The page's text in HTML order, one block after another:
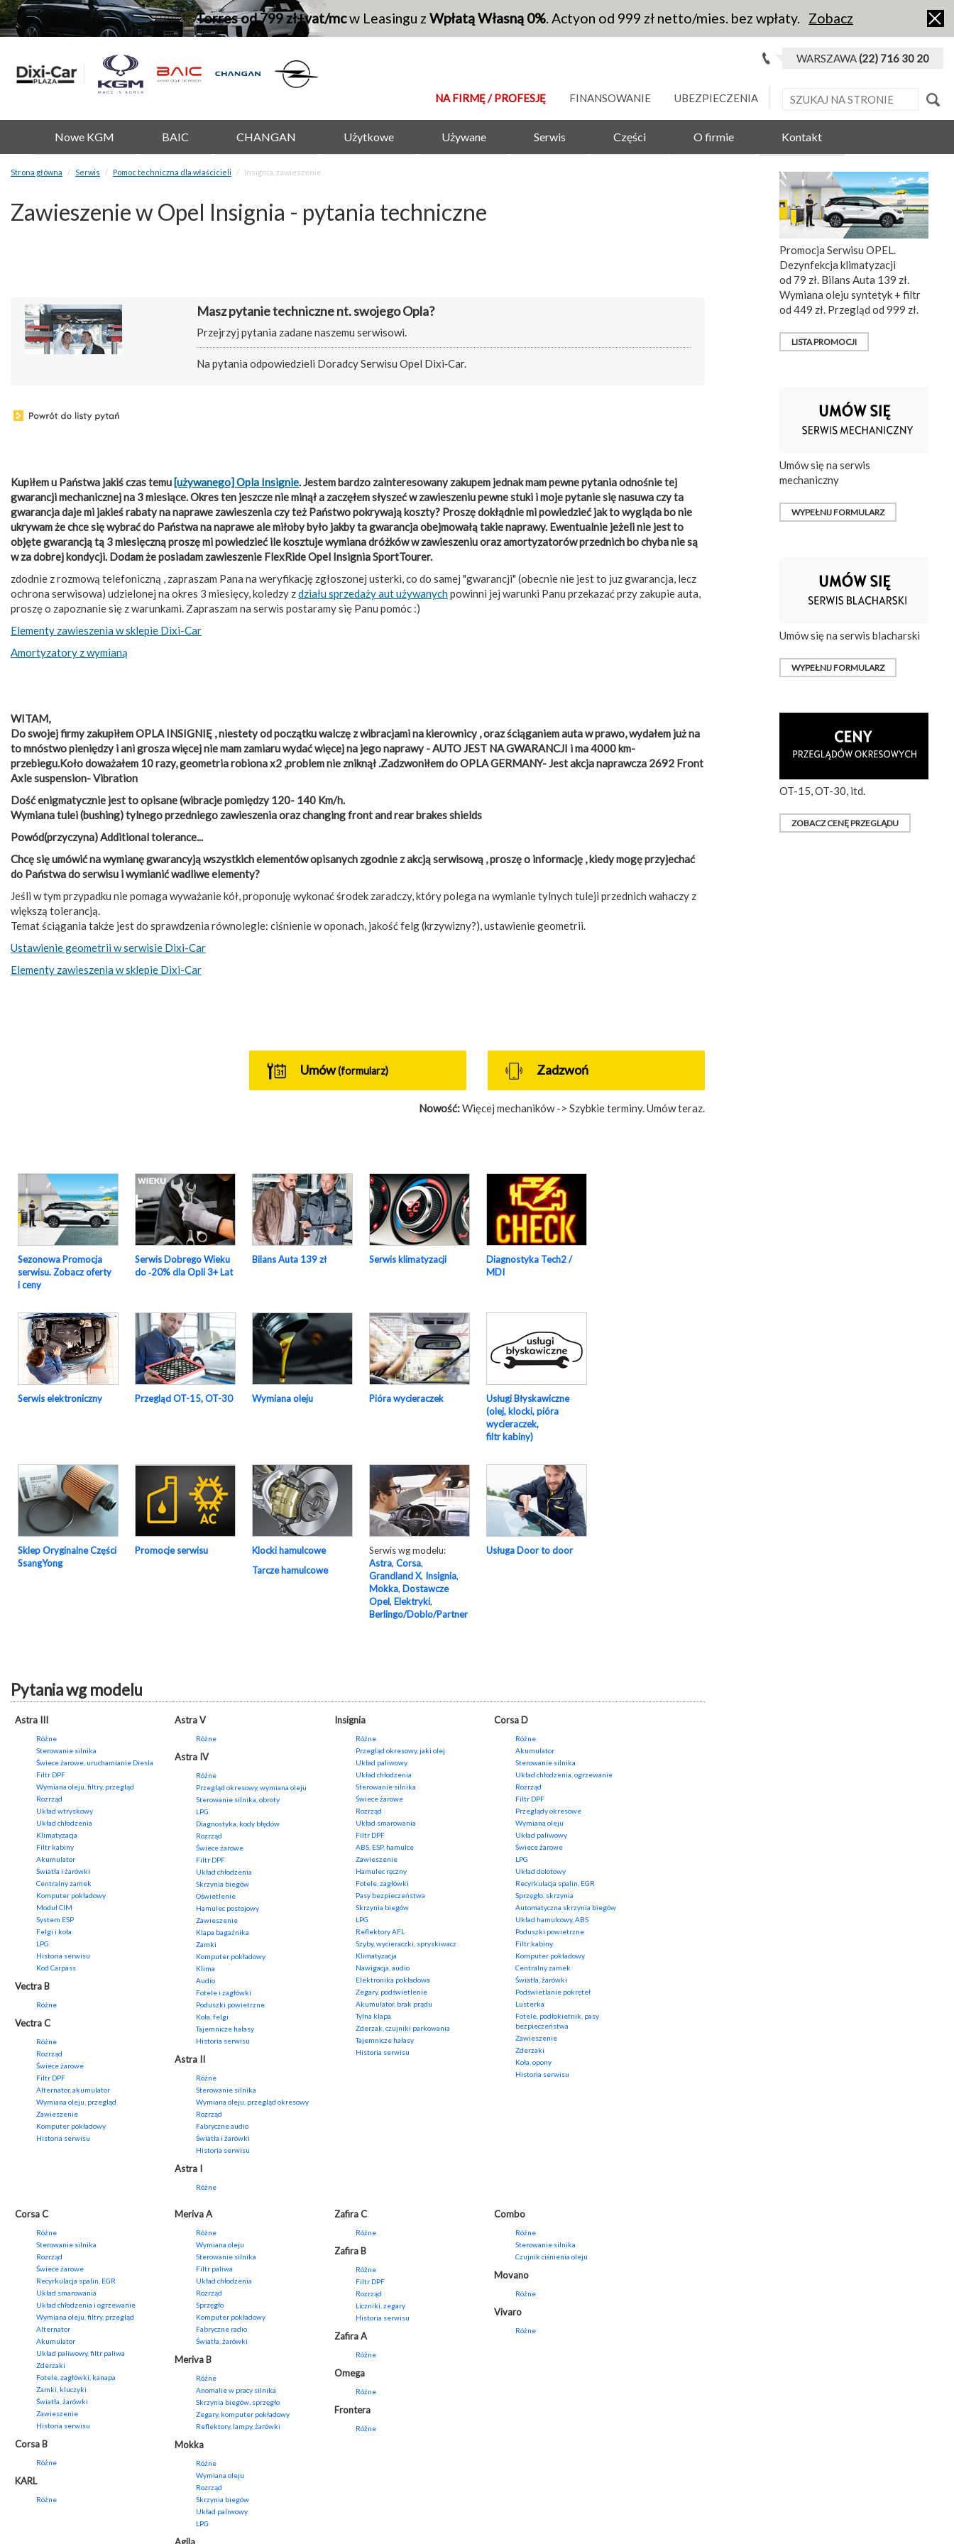
Torres od 799 zł+vat/mcw Leasingu z Wpłatą Własną 0%. Actyon od 999 zł netto/mies. bez wpłaty. Zobacz
WARSZAWA(22) 716 30 20
NA FIRMĘ / PROFESJĘ FINANSOWANIE UBEZPIECZENIA
Nowe KGM BAIC CHANGAN Użytkowe Używane Serwis Części O firmie Kontakt
Strona główna Serwis Pomoc techniczna dla właścicieli Insignia, zawieszenie
Zawieszenie w Opel Insignia - pytania techniczne
Masz pytanie techniczne nt. swojego Opla?
Przejrzyj pytania zadane naszemu serwisowi.
Na pytania odpowiedzieli Doradcy Serwisu Opel Dixi‑Car.
Kupiłem u Państwa jakiś czas temu[używanego] Opla Insignie. Jestem bardzo zainteresowany zakupem jednak mam pewne pytania odnośnie tej
gwarancji mechanicznej na 3 miesiące. Okres ten jeszcze nie minął a zaczęłem słyszeć w zawieszeniu pewne stuki i moje pytanie się nasuwa czy ta
gwarancja daje mi jakieś rabaty na naprawe zawieszenia czy też Państwo pokrywają koszty? Proszę dokłądnie mi powiedzieć jak to wygląda bo nie
ukrywam że chce się wybrać do Państwa na naprawe ale miłoby było jakby ta gwarancja obejmowałą takie naprawy. Ewentualnie jeżeli nie jest to
objęte gwarancją tą 3 miesięczną proszę mi powiedzieć ile kosztuje wymiana dróżków w zawieszeniu oraz amortyzatorów przednich bo chyba nie są
w za dobrej kondycji. Dodam że posiadam zawieszenie FlexRide Opel Insignia SportTourer.
zdodnie z rozmową telefoniczną , zapraszam Pana na weryfikację zgłoszonej usterki, co do samej "gwarancji" (obecnie nie jest to juz gwarancja, lecz
ochrona serwisowa) udzielonej na okres 3 miesięcy, koledzy zdziału sprzedaży aut używanychpowinni jej warunki Panu przekazać przy zakupie auta,
proszę o zapoznanie się z warunkami. Zapraszam na serwis postaramy się Panu pomóc :)
Elementy zawieszenia w sklepie Dixi-Car
Amortyzatory z wymianą
WITAM,
Do swojej firmy zakupiłem OPLA INSIGNIĘ , niestety od początku walczę z wibracjami na kierownicy , oraz ściąganiem auta w prawo, wydałem już na
to mnóstwo pieniędzy i ani grosza więcej nie mam zamiaru wydać więcej na jego naprawy - AUTO JEST NA GWARANCJI i ma 4000 km-
przebiegu.Koło doważałem 10 razy, geometria robiona x2 ,problem nie zniknął .Zadzwoniłem do OPLA GERMANY- Jest akcja naprawcza 2692 Front
Axle suspension- Vibration
Dość enigmatycznie jest to opisane (wibracje pomiędzy 120- 140 Km/h.
Wymiana tulei (bushing) tylnego przedniego zawieszenia oraz changing front and rear brakes shields
Powód(przyczyna) Additional tolerance...
Chcę się umówić na wymianę gwarancyją wszystkich elementów opisanych zgodnie z akcją serwisową , proszę o informację , kiedy mogę przyjechać
do Państwa do serwisu i wymianić wadliwe elementy?
Jeśli w tym przypadku nie pomaga wyważanie kół, proponuję wykonać środek zaradczy, który polega na wymianie tylnych tuleji przednich wahaczy z
większą tolerancją.
Temat ściągania także jest do sprawdzenia równolegle: ciśnienie w oponach, jakość felg (krzywizny?), ustawienie geometrii.
Ustawienie geometrii w serwisie Dixi-Car
Elementy zawieszenia w sklepie Dixi-Car
Umów(formularz) Zadzwoń
Nowość:Więcej mechaników -> Szybkie terminy. Umów teraz.
Sezonowa Promocja
serwisu. Zobacz oferty
i ceny
Serwis Dobrego Wieku
do ‑20% dla Opli 3+ Lat
Bilans Auta 139 zł Serwis klimatyzacji
Diagnostyka Tech2 /
MDI
Serwis elektroniczny Przegląd OT-15, OT-30 Wymiana oleju Pióra wycieraczek
Usługi Błyskawiczne
(olej, klocki, pióra
wycieraczek,
filtr kabiny)
Sklep Oryginalne Części
SsangYong
Promocje serwisu
Klocki hamulcowe
Tarcze hamulcowe
Serwis wg modelu:
Astra, Corsa,
Grandland X, Insignia,
Mokka, Dostawcze
Opel, Elektryki,
Berlingo/Doblo/Partner
Usługa Door to door
Pytania wg modelu
Astra III
Różne
Sterowanie silnika
Świece żarowe, uruchamianie Diesla
Filtr DPF
Wymiana oleju, filtry, przegląd
Rozrząd
Układ wtryskowy
Układ chłodzenia
Klimatyzacja
Filtr kabiny
Akumulator
Światła i żarówki
Centralny zamek
Komputer pokładowy
Moduł CIM
System ESP
Felgi i koła
LPG
Historia serwisu
Kod Carpass
Vectra B
Różne
Vectra C
Różne
Rozrząd
Świece żarowe
Filtr DPF
Alternator, akumulator
Wymiana oleju, przegląd
Zawieszenie
Komputer pokładowy
Historia serwisu
Astra V
Różne
Astra IV
Różne
Przegląd okresowy, wymiana oleju
Sterowanie silnika, obroty
LPG
Diagnostyka, kody błędów
Rozrząd
Świece żarowe
Filtr DPF
Układ chłodzenia
Skrzynia biegów
Oświetlenie
Hamulec postojowy
Zawieszenie
Klapa bagażnika
Zamki
Komputer pokładowy
Klima
Audio
Fotele i zagłówki
Poduszki powietrzne
Koła, felgi
Tajemnicze hałasy
Historia serwisu
Astra II
Różne
Sterowanie silnika
Wymiana oleju, przegląd okresowy
Rozrząd
Fabryczne audio
Światła i żarówki
Historia serwisu
Astra I
Różne
Insignia
Różne
Przegląd okresowy, jaki olej
Układ paliwowy
Układ chłodzenia
Sterowanie silnika
Świece żarowe
Rozrząd
Układ smarowania
Filtr DPF
ABS, ESP, hamulce
Zawieszenie
Hamulec ręczny
Fotele, zagłówki
Pasy bezpieczeństwa
Skrzynia biegów
LPG
Reflektory AFL
Szyby, wycieraczki, spryskiwacz
Klimatyzacja
Nawigacja, audio
Elektronika pokładowa
Zegary, podświetlenie
Akumulator, brak prądu
Tylna klapa
Zderzak, czujniki parkowania
Tajemnicze hałasy
Historia serwisu
Corsa D
Różne
Akumulator
Sterowanie silnika
Układ chłodzenia, ogrzewanie
Rozrząd
Filtr DPF
Przeglądy okresowe
Wymiana oleju
Układ paliwowy
Świece żarowe
LPG
Układ dolotowy
Recyrkulacja spalin, EGR
Sprzęgło, skrzynia
Automatyczna skrzynia biegów
Układ hamulcowy, ABS
Poduszki powietrzne
Filtr kabiny
Komputer pokładowy
Centralny zamek
Światła, żarówki
Podświetlanie pokręteł
Lusterka
Fotele, podłokietnik, pasy
bezpieczeństwa
Zawieszenie
Zderzaki
Koła, opony
Historia serwisu
Corsa C
Różne
Sterowanie silnika
Rozrząd
Świece żarowe
Recyrkulacja spalin, EGR
Układ smarowania
Układ chłodzenia i ogrzewanie
Wymiana oleju, filtry, przegląd
Alternator
Akumulator
Układ paliwowy, filtr paliwa
Zderzaki
Fotele, zagłówki, kanapa
Zamki, kluczyki
Światła, żarówki
Zawieszenie
Historia serwisu
Corsa B
Różne
KARL
Różne
Meriva A
Różne
Wymiana oleju
Sterowanie silnika
Filtr paliwa
Układ chłodzenia
Rozrząd
Sprzęgło
Komputer pokładowy
Fabryczne radio
Światła, żarówki
Meriva B
Różne
Anomalie w pracy silnika
Skrzynia biegów, sprzęgło
Zegary, komputer pokładowy
Reflektory, lampy, żarówki
Mokka
Różne
Wymiana oleju
Rozrząd
Skrzynia biegów
Układ paliwowy
LPG
Zafira C
Różne
Zafira B
Różne
Filtr DPF
Rozrząd
Liczniki, zegary
Historia serwisu
Zafira A
Różne
Omega
Różne
Frontera
Różne
Combo
Różne
Sterowanie silnika
Czujnik ciśnienia oleju
Movano
Różne
Vivaro
Różne
Promocja Serwisu OPEL.
Dezynfekcja klimatyzacji
od 79 zł. Bilans Auta 139 zł.
Wymiana oleju syntetyk + filtr
od 449 zł. Przegląd od 999 zł.
LISTA PROMOCJI
Umów się na serwis
mechaniczny
WYPEŁNIJ FORMULARZ
Umów się na serwis blacharski
WYPEŁNIJ FORMULARZ
OT-15, OT-30, itd.
ZOBACZ CENĘ PRZEGLĄDU